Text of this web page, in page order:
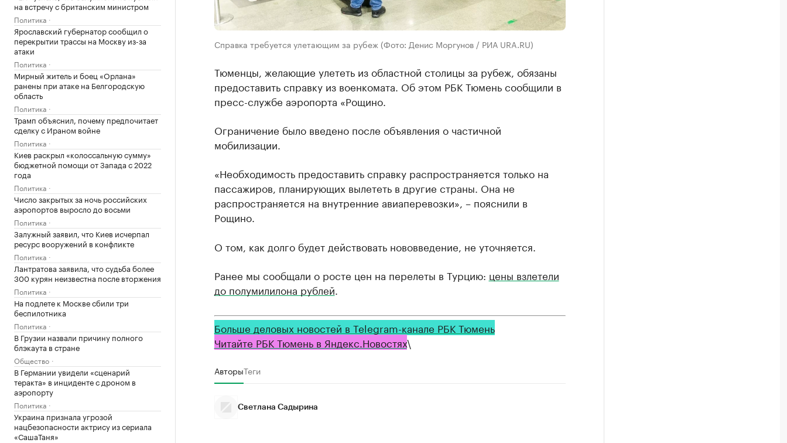
на встречу с британским министром
Политика
Ярославский губернатор сообщил о
перекрытии трассы на Москву из-за
атаки
Политика
Мирный житель и боец «Орлана»
ранены при атаке на Белгородскую
область
Политика
Трамп объяснил, почему предпочитает
сделку с Ираном войне
Политика
Киев раскрыл «колоссальную сумму»
бюджетной помощи от Запада с 2022
года
Политика
Число закрытых за ночь российских
аэропортов выросло до восьми
Политика
Залужный заявил, что Киев исчерпал
ресурс вооружений в конфликте
Политика
Лантратова заявила, что судьба более
300 курян неизвестна после вторжения
Политика
На подлете к Москве сбили три
беспилотника
Политика
В Грузии назвали причину полного
блэкаута в стране
Общество
В Германии увидели «сценарий
теракта» в инциденте с дроном в
аэропорту
Политика
Украина признала угрозой
нацбезопасности актрису из сериала
«СашаТаня»
Справка требуется улетающим за рубеж (Фото: Денис Моргунов / РИА URA.RU)
Тюменцы, желающие улететь из областной столицы за рубеж, обязаны
предоставить справку из военкомата. Об этом РБК Тюмень сообщили в
пресс-службе аэропорта «Рощино.
Ограничение было введено после объявления о частичной
мобилизации.
«Необходимость предоставить справку распространяется только на
пассажиров, планирующих вылететь в другие страны. Она не
распространяется на внутренние авиаперевозки», – пояснили в
Рощино.
О том, как долго будет действовать нововведение, не уточняется.
Ранее мы сообщали о росте цен на перелеты в Турцию: цены взлетели
до полумилилона рублей
Больше деловых новостей в Telegram-канале РБК Тюмень
Читайте РБК Тюмень в Яндекс.Новостях\
АвторыТеги
Светлана Садырина